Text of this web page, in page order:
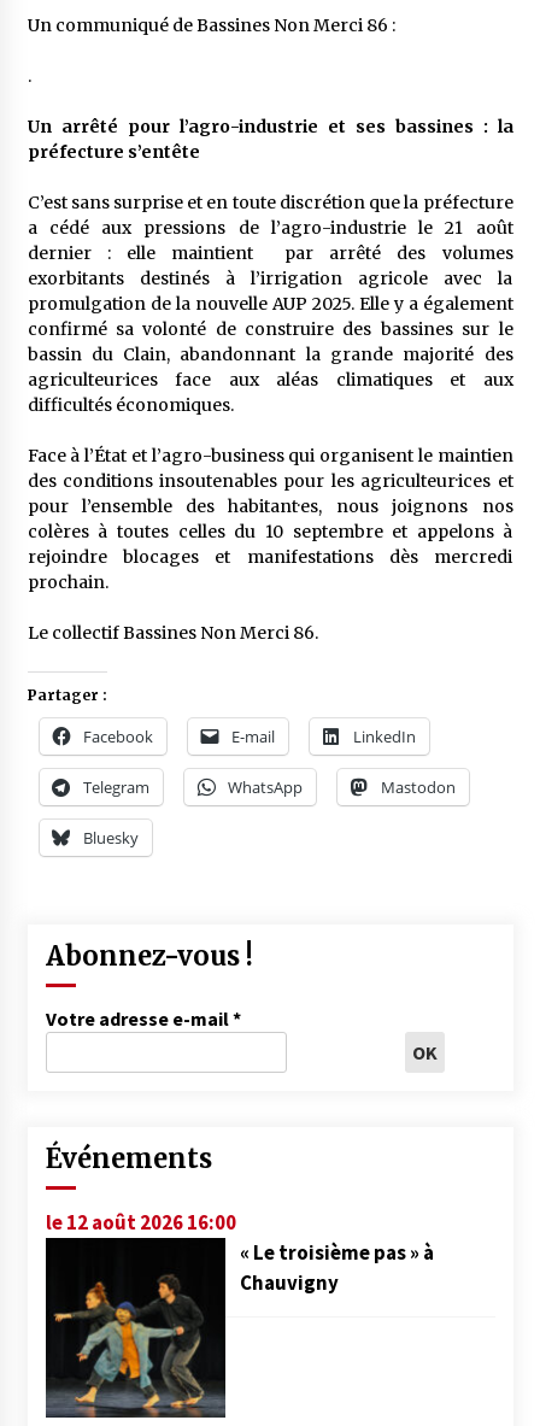
Un communiqué de Bassines Non Merci 86 :
.
Un arrêté pour l’agro-industrie et ses bassines : la
préfecture s’entête
C’est sans surprise et en toute discrétion que la préfecture
a cédé aux pressions de l’agro-industrie le 21 août
dernier : elle maintient par arrêté des volumes
exorbitants destinés à l’irrigation agricole avec la
promulgation de la nouvelle AUP 2025. Elle y a également
confirmé sa volonté de construire des bassines sur le
bassin du Clain, abandonnant la grande majorité des
agriculteur·ices face aux aléas climatiques et aux
difficultés économiques.
Face à l’État et l’agro-business qui organisent le maintien
des conditions insoutenables pour les agriculteur·ices et
pour l’ensemble des habitant·es, nous joignons nos
colères à toutes celles du 10 septembre et appelons à
rejoindre blocages et manifestations dès mercredi
prochain.
Le collectif Bassines Non Merci 86.
Partager :
Facebook E-mail LinkedIn
Telegram WhatsApp Mastodon
Bluesky
Abonnez-vous !
Votre adresse e-mail*
Événements
le 12 août 2026 16:00
« Le troisième pas » à
Chauvigny